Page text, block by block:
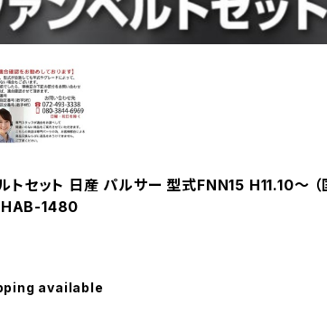
トセット 日産 パルサー 型式FNN15 H11.10～ （
HAB-1480
available